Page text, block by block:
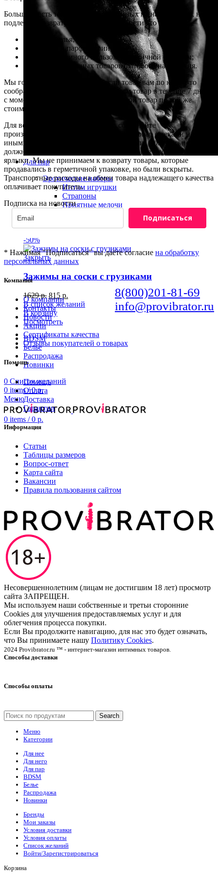
Для пар
Эротические наборы
Интим игрушки
Страпоны
Приятные мелочи
Косметика с феромонами
Массажные масла и свечи
-50%
Закрыть
Зажимы на соски с грузиками
1629р. 815 р.
В список желаний
В корзину
Посмотреть
BDSM
Белье
Распродажа
Новинки
0 Список желаний
0 items / 0р.
Меню
0 items / 0 р.
Большая часть товаров, представленных на нашем сайте, не
подлежит возврату и обмену. В частности это касается:
нижнего белья;
косметики и парфюмерии;
товаров интимного пользования, личной гигиены;
технически сложных товаров бытового назначения.
Мы готовы пойти на встречу, если товар вам по каким-то
соображениям не подошел. Обменяем товар в течение 7 дней
с момента покупки. Предложим другой товар по той же
стоимости.
Для возврата товара, пожалуйста, сохраняйте
производственную упаковку, сдавайте товар с чеками или
иными сопроводительными документами. Обязательно
должны быть сохранены производственные пломбы и
ярлыки. Мы не принимаем к возврату товары, которые
продавались в герметичной упаковке, но были вскрыты.
Транспортные расходы на обмен товара надлежащего качества
оплачивает покупатель.
Подписка на новости
Подписаться
* Нажимая "Подписаться" вы даёте согласие на обработку
персональных данных
8(800)201-81-69
info@provibrator.ru
Компания
О компании
Контакты
Новости
Акции
Сертификаты качества
Отзывы покупателей о товарах
Помощь
Помощь
Оплата
Доставка
Гарантии
Информация
Статьи
Таблицы размеров
Вопрос-ответ
Карта сайта
Вакансии
Правила пользования сайтом
Несовершеннолетним (лицам не достигшим 18 лет) просмотр
сайта ЗАПРЕЩЕН.
Мы используем наши собственные и третьи сторонние
Cookies для улучшения предоставляемых услуг и для
облегчения процесса покупки.
Если Вы продолжите навигацию, для нас это будет означать,
что Вы принимаете нашу Политику Cookies.
2024 Provibrator.ru ™ - интернет-магазин интимных товаров.
Способы доставки
Способы оплаты
Search
Меню
Категории
Для нее
Для него
Для пар
BDSM
Белье
Распродажа
Новинки
Бренды
Мои заказы
Условия доставки
Условия оплаты
Список желаний
Войти/Зарегистрироваться
Корзина